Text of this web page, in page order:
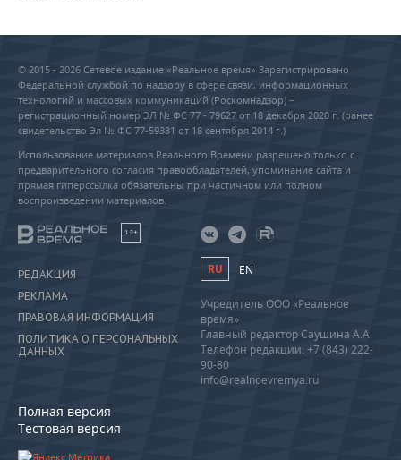
© 2015 - 2026 Сетевое издание «Реальное время» Зарегистрировано
Федеральной службой по надзору в сфере связи, информационных
технологий и массовых коммуникаций (Роскомнадзор) –
регистрационный номер ЭЛ № ФС 77 - 79627 от 18 декабря 2020 г. (ранее
свидетельство Эл № ФС 77-59331 от 18 сентября 2014 г.)
Использование материалов Реального Времени разрешено только с
предварительного согласия правообладателей, упоминание сайта и
прямая гиперссылка обязательны при частичном или полном
воспроизведении материалов.
18+
РЕДАКЦИЯ
РЕКЛАМА
ПРАВОВАЯ ИНФОРМАЦИЯ
ПОЛИТИКА О ПЕРСОНАЛЬНЫХ
ДАННЫХ
Полная версия
Тестовая версия
RU EN
Учредитель ООО «Реальное
время»
Главный редактор Саушина А.А.
Телефон редакции: +7 (843) 222-
90-80
info@realnoevremya.ru